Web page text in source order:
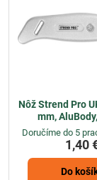
Nôž Strend Pro
mm,
Doručíme do 5
1,40
Do